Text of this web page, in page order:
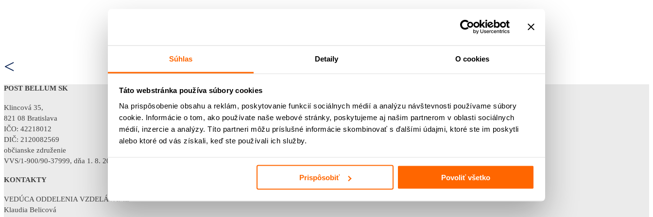
Súhlas Detaily O cookies
Táto webstránka používa súbory cookies
Na prispôsobenie obsahu a reklám, poskytovanie funkcií sociálnych médií a analýzu návštevnosti používame súbory
cookie. Informácie o tom, ako používate naše webové stránky, poskytujeme aj našim partnerom v oblasti sociálnych
médií, inzercie a analýzy. Títo partneri môžu príslušné informácie skombinovať s ďalšími údajmi, ktoré ste im poskytli
alebo ktoré od vás získali, keď ste používali ich služby.
Prispôsobiť Povoliť všetko
<
POST BELLUM SK
Klincová 35,
821 08 Bratislava
IČO: 42218012
DIČ: 2120082569
občianske združenie
VVS/1-900/90-37999, dňa 1. 8. 2011
KONTAKTY
VEDÚCA ODDELENIA VZDELÁVAME
Klaudia Belicová